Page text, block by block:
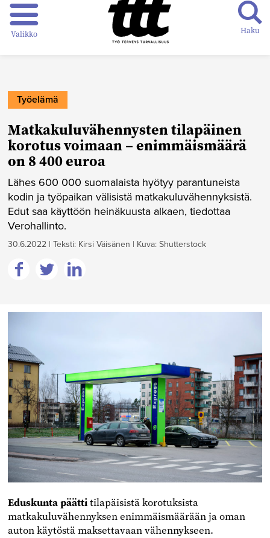
Valikko Haku
Työelämä
Matkakulu­vähennysten tilapäinen
korotus voimaan – enimmäismäärä
on 8 400 euroa
Lähes 600 000 suomalaista hyötyy parantuneista
kodin ja työpaikan välisistä matkakuluvähennyksistä.
Edut saa käyttöön heinäkuusta alkaen, tiedottaa
Verohallinto.
30.6.2022 | Teksti: Kirsi Väisänen | Kuva: Shutterstock
Facebookissa
Twitterissä
Linkedinissä
Eduskunta päättitilapäisistä korotuksista
matkakuluvähennyksen enimmäismäärään ja oman
auton käytöstä maksettavaan vähennykseen.